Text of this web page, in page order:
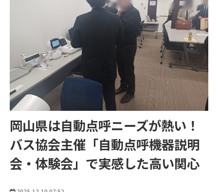
岡山県は自動点呼ニーズが熱い！
バス協会主催「自動点呼機器説明
会・体験会」で実感した高い関心